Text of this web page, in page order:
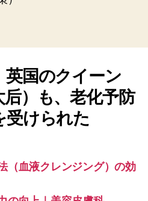
英国のクイーン
）も、老化予防
受けられた
（血液クレンジング）の効